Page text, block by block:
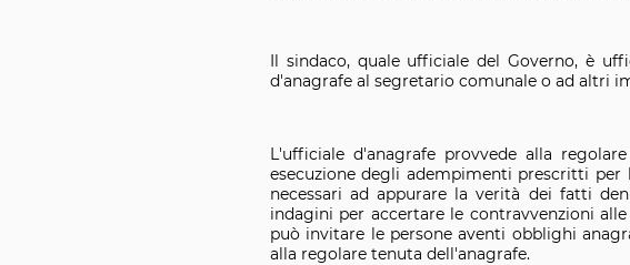
Il sindaco, quale ufficiale del Governo, è
d'anagrafe al segretario comunale o ad altri
L'ufficiale d'anagrafe provvede alla
esecuzione degli adempimenti prescritti
necessari ad appurare la verità dei fatti
indagini per accertare le contravvenzioni
può invitare le persone aventi obblighi
alla regolare tenuta dell'anagrafe.